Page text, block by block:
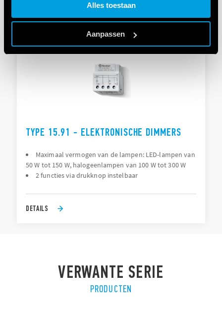
Alles toestaan
Aanpassen
DETAILS
TYPE 15.91 - ELEKTRONISCHE DIMMERS
Maximaal vermogen van de lampen: LED-lampen van
50 W tot 150 W, halogeenlampen van 100 W tot 300 W
2 functies via drukknop instelbaar
DETAILS
VERWANTE SERIE
PRODUCTEN